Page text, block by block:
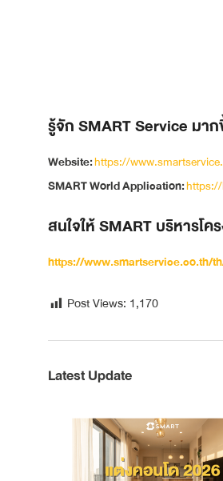
รู้จัก SMART Service มา
Website:https://
SMART World Application:
สนใจให้ SMART บริหารโ
https://www.smartservice.co.th/
Post Views: 1,170
Latest Update